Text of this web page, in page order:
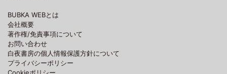
BUBKA WEBとは
会社概要
著作権/免責事項について
お問い合わせ
白夜書房の個人情報保護方針について
プライバシーポリシー